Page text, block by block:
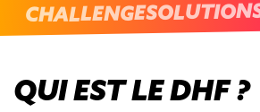
CHALLENGE
QUI EST LE DHF ?